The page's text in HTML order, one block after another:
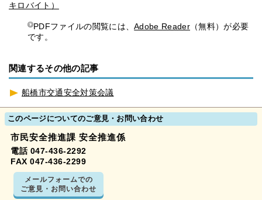
キロバイト）
PDFファイルの閲覧には、Adobe Reader （無料）が必要
です。
関連するその他の記事
船橋市交通安全対策会議
このページについてのご意見・お問い合わせ
市民安全推進課 安全推進係
電話 047-436-2292
FAX 047-436-2299
メールフォームでの
ご意見・お問い合わせ